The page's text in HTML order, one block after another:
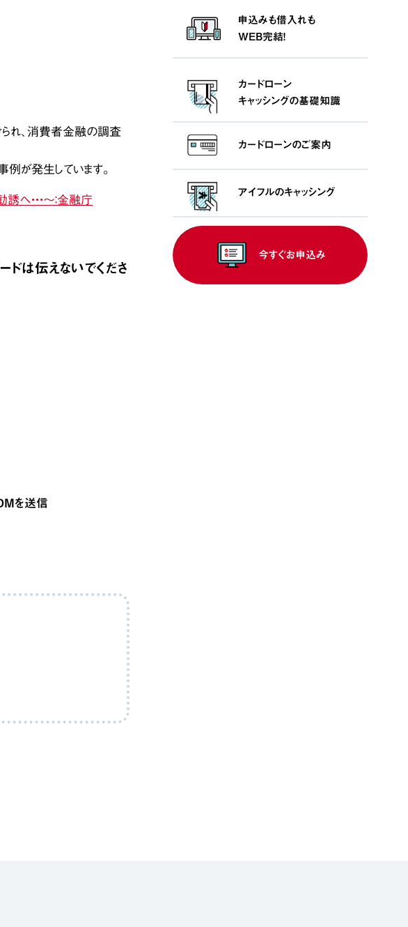
られ、消費者金融の調査
例が発生しています。
・・・～：金融庁
ドは伝えないでくださ
を送信
申込みも借入れも
WEB完結！
カードローン
キャッシングの基礎知識
カードローンのご案内
アイフルのキャッシング
今すぐお申込み